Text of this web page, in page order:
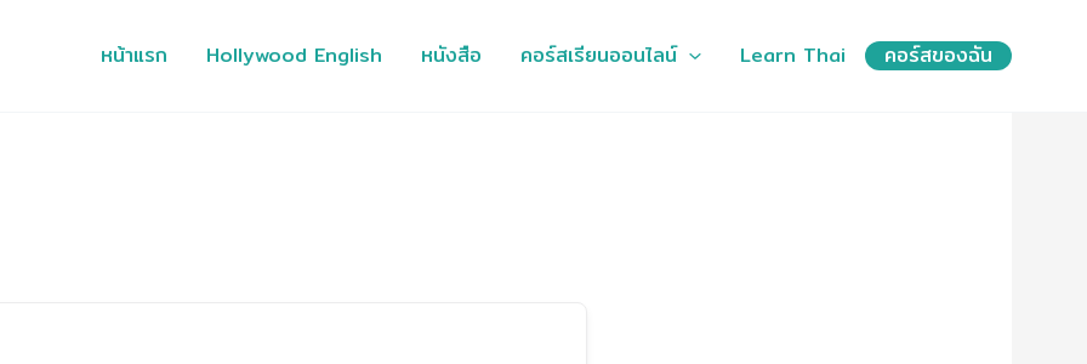
หน้าแรก Hollywood English หนังสือ คอร์สเรียนออนไลน์ Learn Thai คอร์สของฉัน